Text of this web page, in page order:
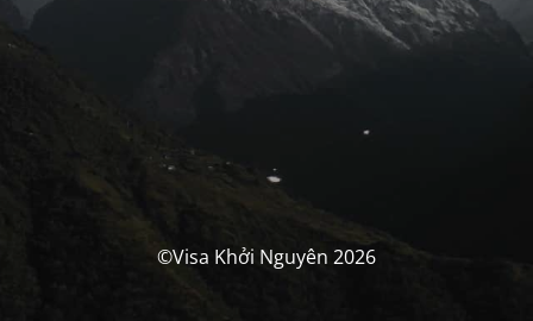
©Visa Khởi Nguyên 2026